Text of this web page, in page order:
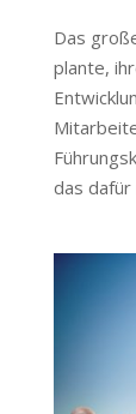
Das
plante,
das dafür